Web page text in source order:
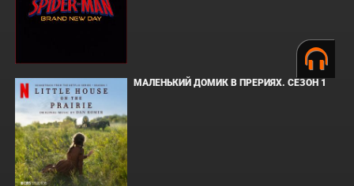
МАЛЕНЬКИЙ ДОМИК В ПРЕРИЯХ. СЕЗОН 1